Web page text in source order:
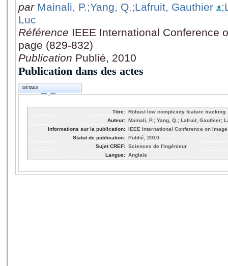
par Mainali, P.;Yang, Q.;Lafruit, Gauthier
Luc
Référence IEEE International Conference
page (829-832)
Publication Publié, 2010
Publication dans des actes
DÉTAILS
Titre: Robust low complexity feature tracking
Auteur: Mainali, P.; Yang, Q.; Lafruit, Gauthier;
Informations sur la publication: IEEE International Conference on
Statut de publication: Publié, 2010
Sujet CREF: Sciences de l'ingénieur
Langue: Anglais